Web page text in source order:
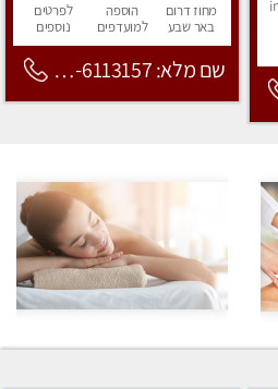
מחוז דרום
באר שבע
הוספה
למועדפים
לפרטים
נוספים
שם מלא: 053-6113157